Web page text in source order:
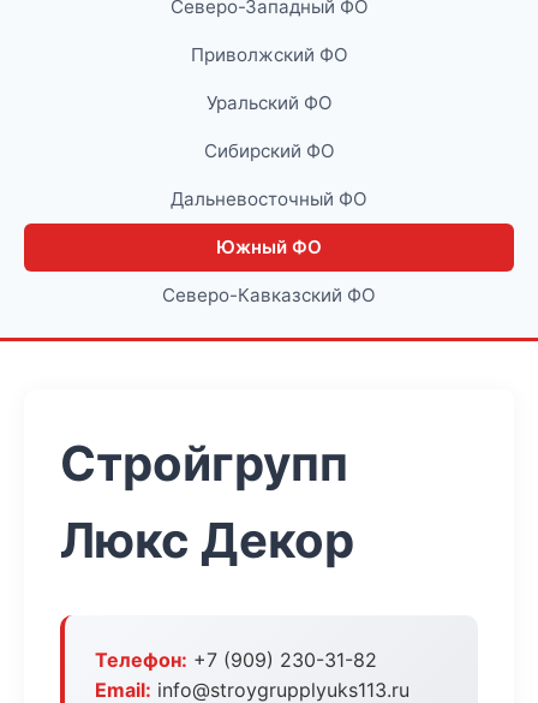
Северо-Западный ФО
Приволжский ФО
Уральский ФО
Сибирский ФО
Дальневосточный ФО
Южный ФО
Северо-Кавказский ФО
Стройгрупп
Люкс Декор
Телефон: +7 (909) 230-31-82
Email: info@stroygrupplyuks113.ru